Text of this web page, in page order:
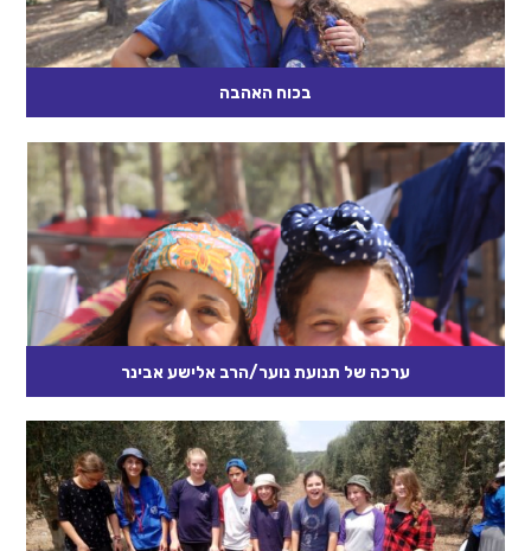
בכוח האהבה
בעיירה של ר' אריה היה בריון שהטיל אימה על אנשי העיירה. כולם
פחדו ממנו. הוא היה עובר בשוק, בוחר לו...
קרא עוד
ערכה של תנועת נוער/הרב אלישע אבינר
מי לא שמע את הוריו גוערים בו בנוסח: "אנא, אל תהיה ילד".
משנתבגר קצת, משתנה נוסח הנזיפה: "אל תהיה נער!", ויותר...
קרא עוד